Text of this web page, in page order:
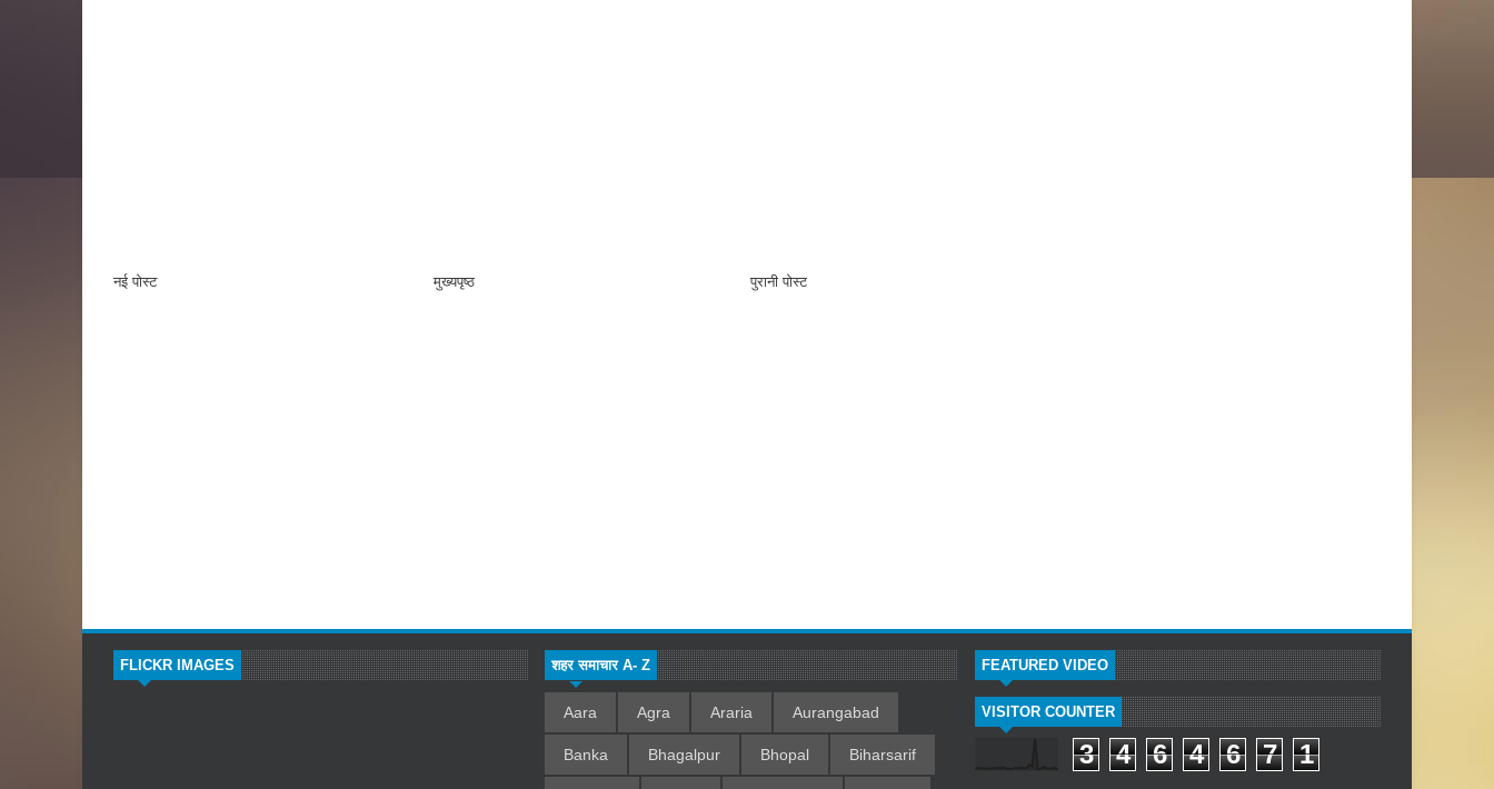
नई पोस्ट पुरानी पोस्ट
मुख्यपृष्ठ
FLICKR IMAGES शहर समाचार A- Z
Aara Agra Araria Aurangabad
Banka Bhagalpur Bhopal Biharsarif
FEATURED VIDEO
VISITOR COUNTER
3 4 6 4 6 7 1